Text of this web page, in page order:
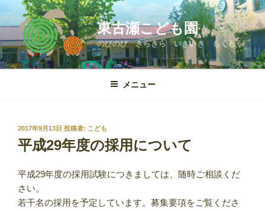
ン
テ
ン
ツ
東古瀬こども園
のびのび きらきら いきいき もくもく
メニュー
投
稿
2017年9月13日 投稿者: こども
平成29年度の採用について
平成29年度の採用試験につきましては、随時ご相談くだ
さい。
若干名の採用を予定しています。募集要項をご覧くださ